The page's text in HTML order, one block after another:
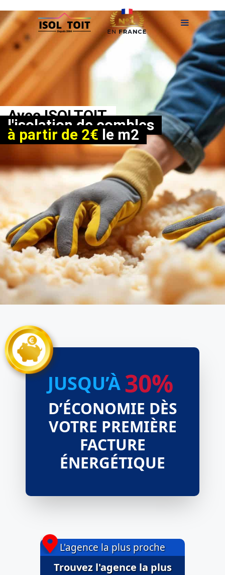
Aller
au
contenu
Menu
Avec ISOLTOIT,
l'isolation de combles
à partir de 2€ le m2
L'agence la plus proche
Trouvez l'agence la plus
JUSQU’À30%
D’ÉCONOMIE DÈS
VOTRE PREMIÈRE
FACTURE
ÉNERGÉTIQUE